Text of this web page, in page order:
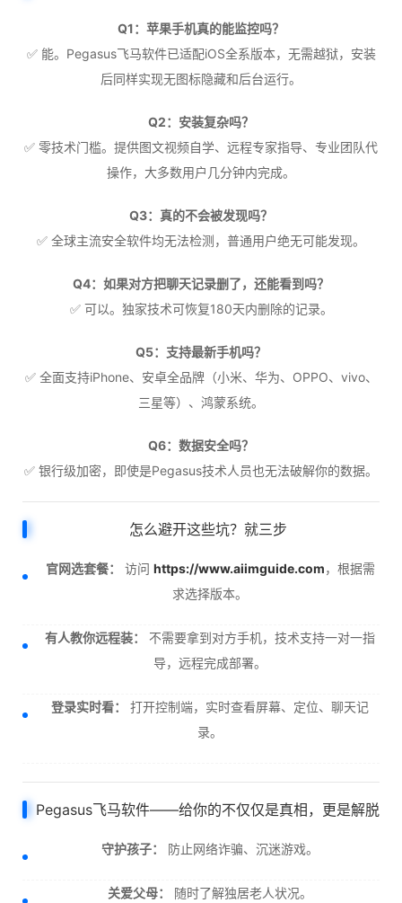
Q1：苹果手机真的能监控吗？
✅ 能。Pegasus飞马软件已适配iOS全系版本，无需越狱，安装
后同样实现无图标隐藏和后台运行。
Q2：安装复杂吗？
✅ 零技术门槛。提供图文视频自学、远程专家指导、专业团队代
操作，大多数用户几分钟内完成。
Q3：真的不会被发现吗？
✅ 全球主流安全软件均无法检测，普通用户绝无可能发现。
Q4：如果对方把聊天记录删了，还能看到吗？
✅ 可以。独家技术可恢复180天内删除的记录。
Q5：支持最新手机吗？
✅ 全面支持iPhone、安卓全品牌（小米、华为、OPPO、vivo、
三星等）、鸿蒙系统。
Q6：数据安全吗？
✅ 银行级加密，即使是Pegasus技术人员也无法破解你的数据。
怎么避开这些坑？就三步
官网选套餐： 访问 https://www.aiimguide.com，根据需
求选择版本。
有人教你远程装：
不需要拿到对方手机，技术支持一对一指
导，远程完成部署。
登录实时看：
打开控制端，实时查看屏幕、定位、聊天记
录。
Pegasus飞马软件——给你的不仅仅是真相，更是解脱
守护孩子： 防止网络诈骗、沉迷游戏。
关爱父母： 随时了解独居老人状况。